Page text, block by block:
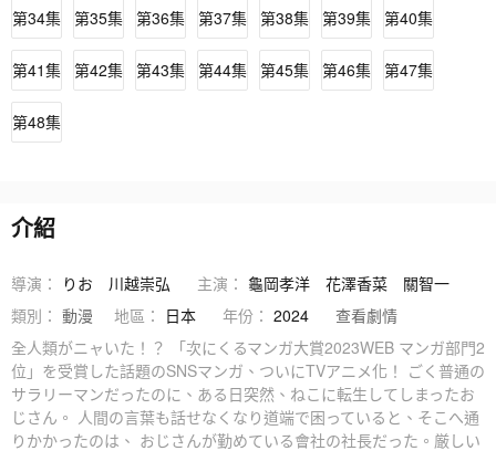
第34集 第35集 第36集 第37集 第38集 第39集 第40集
第41集 第42集 第43集 第44集 第45集 第46集 第47集
第48集
介紹
導演： りお 川越崇弘 主演： 龜岡孝洋 花澤香菜
關智一
類別： 動漫 地區： 日本 年份： 2024
查看劇情
全人類がニャいた！？ 「次にくるマンガ大賞2023WEB マンガ部門2
位」を受賞した話題のSNSマンガ、ついにTVアニメ化！ ごく普通の
サラリーマンだったのに、ある日突然、ねこに転生してしまったお
じさん。 人間の言葉も話せなくなり道端で困っていると、そこへ通
りかかったのは、 おじさんが勤めている會社の社長だった。厳しい